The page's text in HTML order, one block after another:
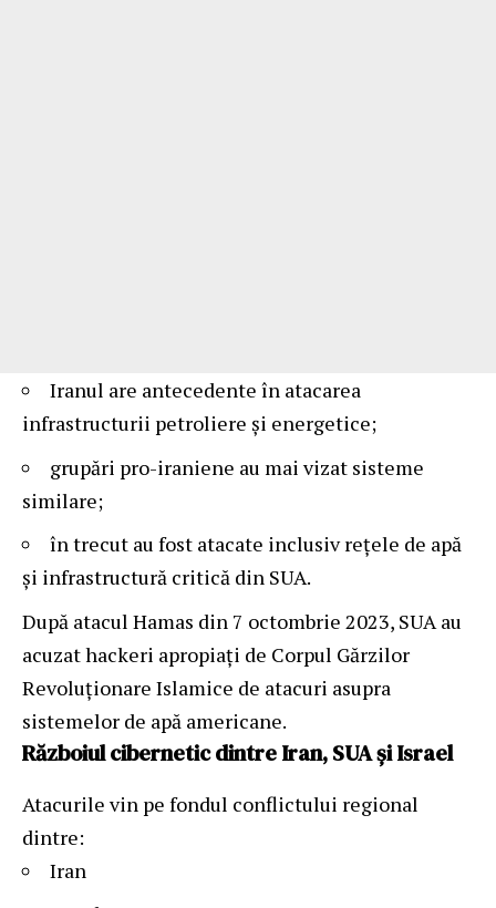
Iranul are antecedente în atacarea
infrastructurii petroliere și energetice;
grupări pro-iraniene au mai vizat sisteme
similare;
în trecut au fost atacate inclusiv rețele de apă
și infrastructură critică din SUA.
După atacul Hamas din 7 octombrie 2023, SUA au
acuzat hackeri apropiați de Corpul Gărzilor
Revoluționare Islamice de atacuri asupra
sistemelor de apă americane.
Războiul cibernetic dintre Iran, SUA și Israel
Atacurile vin pe fondul conflictului regional
dintre:
Iran